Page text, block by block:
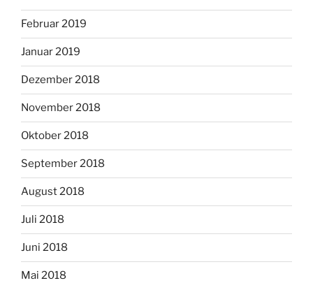
Februar 2019
Januar 2019
Dezember 2018
November 2018
Oktober 2018
September 2018
August 2018
Juli 2018
Juni 2018
Mai 2018